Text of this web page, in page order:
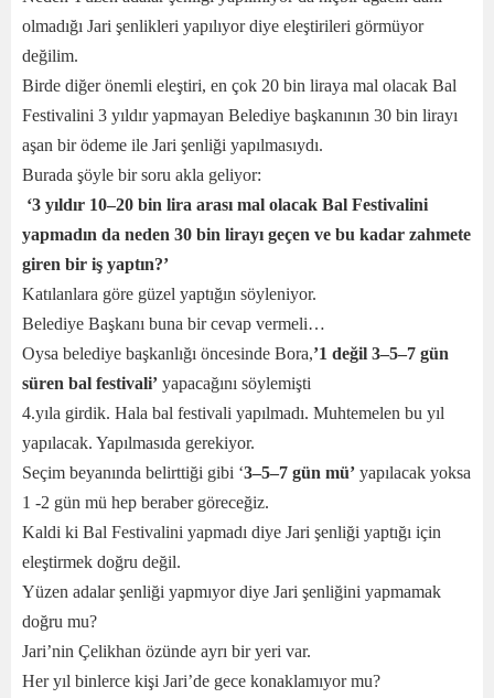
olmadığı Jari şenlikleri yapılıyor diye eleştirileri görmüyor
değilim.
Birde diğer önemli eleştiri, en çok 20 bin liraya mal olacak Bal
Festivalini 3 yıldır yapmayan Belediye başkanının 30 bin lirayı
aşan bir ödeme ile Jari şenliği yapılmasıydı.
Burada şöyle bir soru akla geliyor:
‘3 yıldır 10–20 bin lira arası mal olacak Bal Festivalini
yapmadın da neden 30 bin lirayı geçen ve bu kadar zahmete
giren bir iş yaptın?’
Katılanlara göre güzel yaptığın söyleniyor.
Belediye Başkanı buna bir cevap vermeli…
Oysa belediye başkanlığı öncesinde Bora,’1 değil 3–5–7 gün
süren bal festivali’ yapacağını söylemişti
4.yıla girdik. Hala bal festivali yapılmadı. Muhtemelen bu yıl
yapılacak. Yapılmasıda gerekiyor.
Seçim beyanında belirttiği gibi ‘3–5–7 gün mü’ yapılacak yoksa
1 -2 gün mü hep beraber göreceğiz.
Kaldi ki Bal Festivalini yapmadı diye Jari şenliği yaptığı için
eleştirmek doğru değil.
Yüzen adalar şenliği yapmıyor diye Jari şenliğini yapmamak
doğru mu?
Jari’nin Çelikhan özünde ayrı bir yeri var.
Her yıl binlerce kişi Jari’de gece konaklamıyor mu?